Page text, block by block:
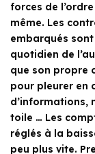
forces de
même. Les
embarqués
quotidien de
que son propre
pour pleurer en
d’informations,
toile … Les
réglés à la
peu plus vite.